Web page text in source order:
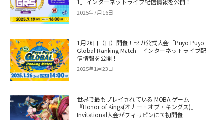
1」インターネットライブ配信情報を公開！
2025年7月16日
1月26日（日）開催！セガ公式大会「Puyo Puyo
Global Ranking Match」インターネットライブ配
信情報を公開！
2025年1月23日
世界で最もプレイされている MOBA ゲーム
『Honor of Kings(オナー・オブ・キングス)』
Invitational大会がフィリピンにて初開催